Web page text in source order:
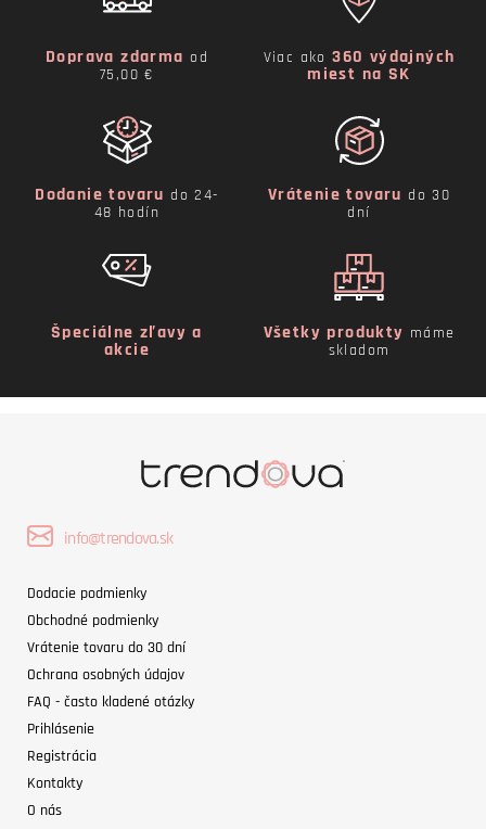
Doprava zdarma od
75,00 €
Viac ako360 výdajných
miest na SK
Dodanie tovaru do 24-
48 hodín
Vrátenie tovaru do 30
dní
Špeciálne zľavy a
akcie
Všetky produkty máme
skladom
info@trendova.sk
Dodacie podmienky
Obchodné podmienky
Vrátenie tovaru do 30 dní
Ochrana osobných údajov
FAQ - často kladené otázky
Prihlásenie
Registrácia
Kontakty
O nás